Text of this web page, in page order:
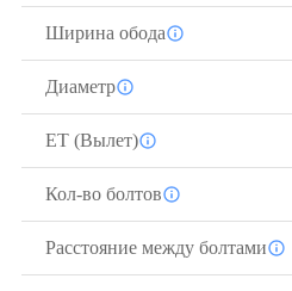
Ширина обода
Диаметр
ЕТ (Вылет)
Кол-во болтов
Расстояние между болтами